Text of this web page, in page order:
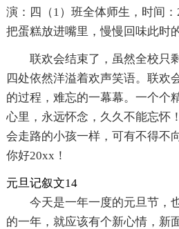
演：四（1）班全体师生，时间
把蛋糕放进嘴里，慢慢回味此时
联欢会结束了，虽然全校只
四处依然洋溢着欢声笑语。联欢
的过程，难忘的一幕幕。一个个
心里，永远怀念，久久不能忘怀
会走路的小孩一样，可有不得不
你好20xx！
元旦记叙文14
今天是一年一度的元旦节，
的一年，就应该有个新心情，新